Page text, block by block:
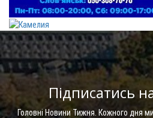
Підписатись
Головні Новини Тижня. Кожного дня